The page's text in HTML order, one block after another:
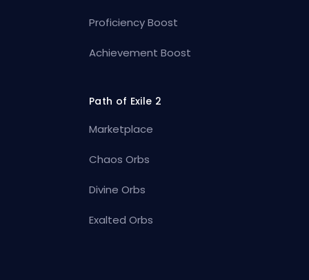
Proficiency Boost
Achievement Boost
Path of Exile 2
Marketplace
Chaos Orbs
Divine Orbs
Exalted Orbs